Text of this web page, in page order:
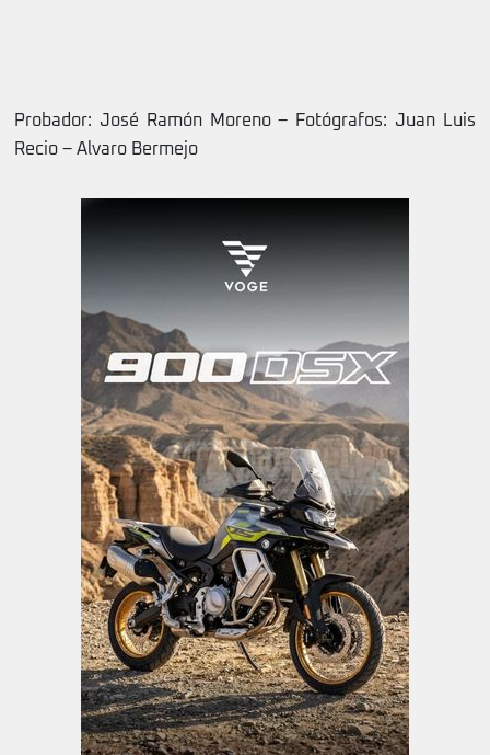
Probador: José Ramón Moreno – Fotógrafos: Juan Luis
Recio – Alvaro Bermejo